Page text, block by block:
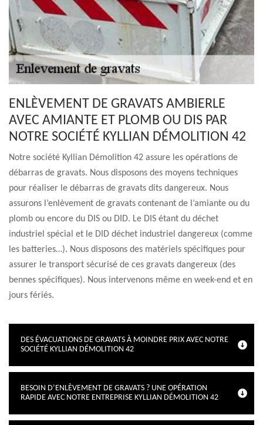
ENLÈVEMENT DE GRAVATS AMBIERLE
AVEC AMIANTE ET PLOMB OU DIS PAR
NOTRE SOCIÉTÉ KYLLIAN DÉMOLITION 42
Notre société Kyllian Démolition 42 assure les opérations de
débarras de gravats. Nous disposons des moyens techniques
pour réaliser le débarras de gravats dits dangereux. Nous
assurons l’enlèvement de gravats contenant de l’amiante ou du
plomb ou encore du DIS ou DID. Le DIS étant du déchet
industriel spécial et le DID déchet industriel dangereux (comme
les batteries…). Nous disposons des matériels spécifiques pour
assurer le transport sécurisé de ces gravats dangereux (des
bennes spécifiques). Nous intervenons même en week-end et en
jours fériés.
DES ÉVACUATIONS DE GRAVATS À MOINDRE PRIX AVEC NOTRE
SOCIÉTÉ KYLLIAN DÉMOLITION 42
BESOIN D’ENLÈVEMENT DE GRAVATS ? UNE OPÉRATION
RAPIDE AVEC NOTRE ENTREPRISE KYLLIAN DÉMOLITION 42